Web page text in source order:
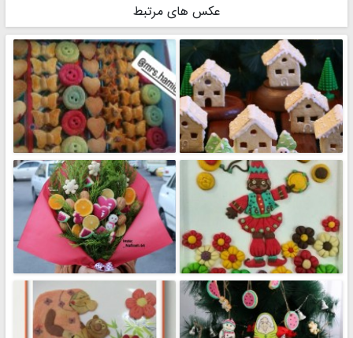
عکس های مرتبط